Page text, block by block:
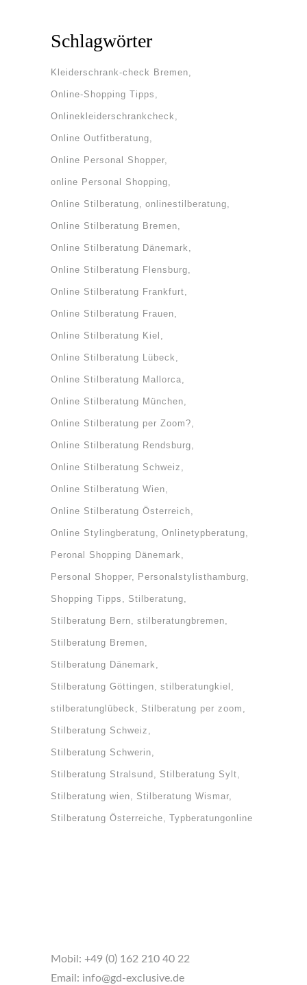
Schlagwörter
Kleiderschrank-check Bremen
Online-Shopping Tipps
Onlinekleiderschrankcheck
Online Outfitberatung
Online Personal Shopper
online Personal Shopping
Online Stilberatung onlinestilberatung
Online Stilberatung Bremen
Online Stilberatung Dänemark
Online Stilberatung Flensburg
Online Stilberatung Frankfurt
Online Stilberatung Frauen
Online Stilberatung Kiel
Online Stilberatung Lübeck
Online Stilberatung Mallorca
Online Stilberatung München
Online Stilberatung per Zoom?
Online Stilberatung Rendsburg
Online Stilberatung Schweiz
Online Stilberatung Wien
Online Stilberatung Österreich
Online Stylingberatung Onlinetypberatung
Peronal Shopping Dänemark
Personal Shopper Personalstylisthamburg
Shopping Tipps Stilberatung
Stilberatung Bern stilberatungbremen
Stilberatung Bremen
Stilberatung Dänemark
Stilberatung Göttingen stilberatungkiel
stilberatunglübeck Stilberatung per zoom
Stilberatung Schweiz
Stilberatung Schwerin
Stilberatung Stralsund Stilberatung Sylt
Stilberatung wien Stilberatung Wismar
Stilberatung Österreiche Typberatungonline
Mobil: +49 (0) 162 210 40 22
Email: info@gd-exclusive.de